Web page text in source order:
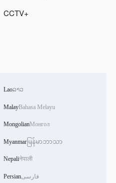
CCTV+
Laoລາວ
MalayBahasa Melayu
MongolianМонгол
Myanmar မြန်မာဘာသာ
Nepaliनेपाली
Persianفارسی